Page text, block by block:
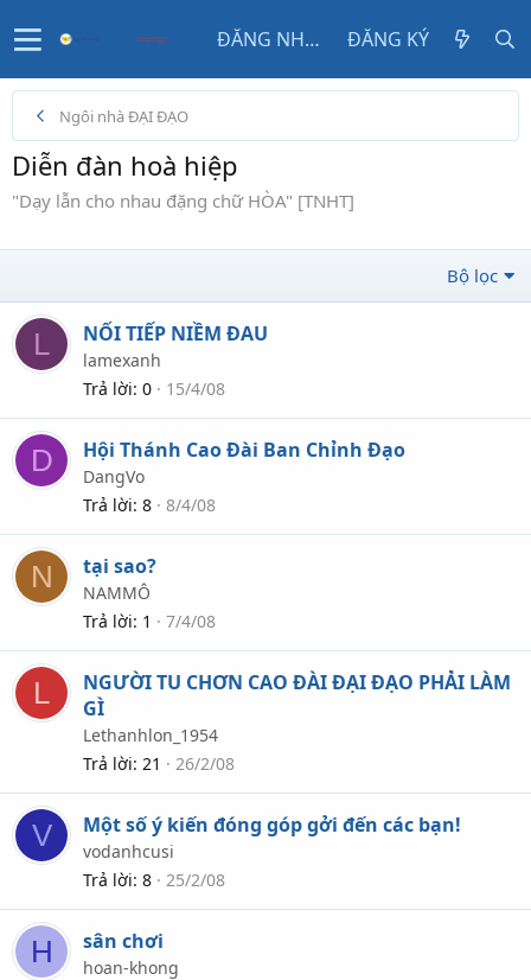
ĐĂNG NHẬP ĐĂNG KÝ
Ngôi nhà ĐẠI ĐẠO
Diễn đàn hoà hiệp
"Dạy lẫn cho nhau đặng chữ HÒA" [TNHT]
Bộ lọc
L NỐI TIẾP NIỀM ĐAU
lamexanh
Trả lời 0 15/4/08
D Hội Thánh Cao Đài Ban Chỉnh Đạo
DangVo
Trả lời 8 8/4/08
N tại sao?
NAMMÔ
Trả lời 1 7/4/08
L
NGƯỜI TU CHƠN CAO ĐÀI ĐẠI ĐẠO PHẢI LÀM
GÌ
Lethanhlon_1954
Trả lời 21 26/2/08
V Một số ý kiến đóng góp gởi đến các bạn!
vodanhcusi
Trả lời 8 25/2/08
H sân chơi
hoan-khong